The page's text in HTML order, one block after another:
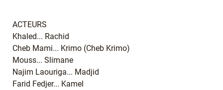
ACTEURS
Khaled... Rachid
Cheb Mami... Krimo (Cheb Krimo)
Mouss... Slimane
Najim Laouriga... Madjid
Farid Fedjer... Kamel